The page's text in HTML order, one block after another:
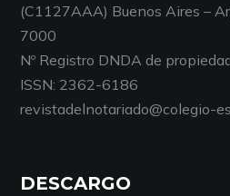
(C1127AAA) Buenos Aires –
7000
Nº Registro DNDA de
ISSN: 2362-6186
revistadelnotariado@colegio-
DESCARGO